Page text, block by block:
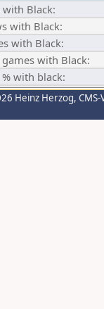
with Black:
with Black:
with Black:
games with Black:
with black:
Heinz Herzog,